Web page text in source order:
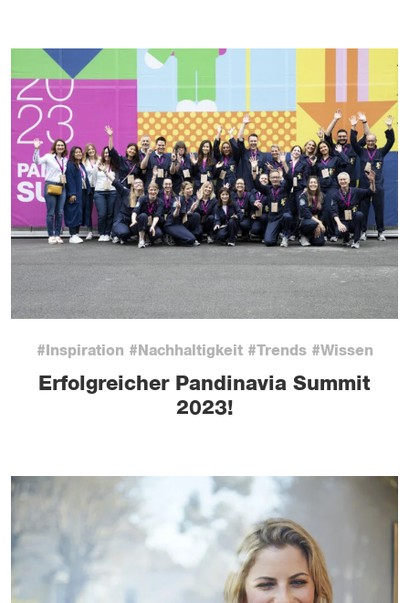
#Inspiration #Nachhaltigkeit #Trends #Wissen
Erfolgreicher Pandinavia Summit
2023!